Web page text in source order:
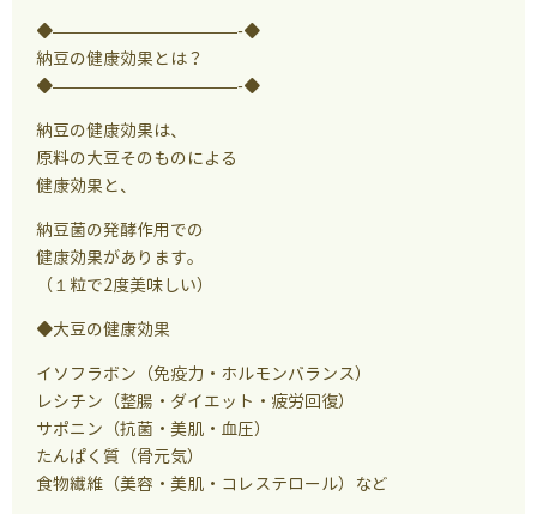
◆———————————-◆
納豆の健康効果とは？
◆———————————-◆
納豆の健康効果は、
原料の大豆そのものによる
健康効果と、
納豆菌の発酵作用での
健康効果があります。
（１粒で2度美味しい）
◆大豆の健康効果
イソフラボン（免疫力・ホルモンバランス）
レシチン（整腸・ダイエット・疲労回復）
サポニン（抗菌・美肌・血圧）
たんぱく質（骨元気）
食物繊維（美容・美肌・コレステロール）など